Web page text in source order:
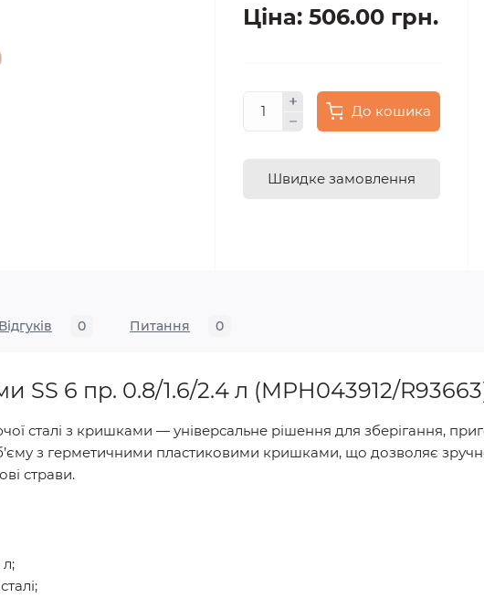
Ціна: 506.00 грн.
До кошика
Швидке замовлення
Відгуків 0 Питання 0
SS 6 пр. 0.8/1.6/2.4 л (MPH043912/
сталі з кришками — універсальне рішення для зберігання,
з герметичними пластиковими кришками, що дозволяє
страви.
л;